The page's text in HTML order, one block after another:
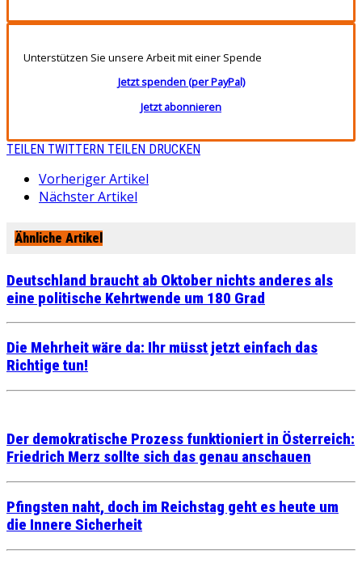
Unterstützen Sie unsere Arbeit mit einer Spende
Jetzt spenden (per PayPal)
Jetzt abonnieren
TEILEN TWITTERN TEILEN DRUCKEN
Vorheriger Artikel
Nächster Artikel
Ähnliche Artikel
Deutschland braucht ab Oktober nichts anderes als
eine politische Kehrtwende um 180 Grad
Die Mehrheit wäre da: Ihr müsst jetzt einfach das
Richtige tun!
Der demokratische Prozess funktioniert in Österreich:
Friedrich Merz sollte sich das genau anschauen
Pfingsten naht, doch im Reichstag geht es heute um
die Innere Sicherheit